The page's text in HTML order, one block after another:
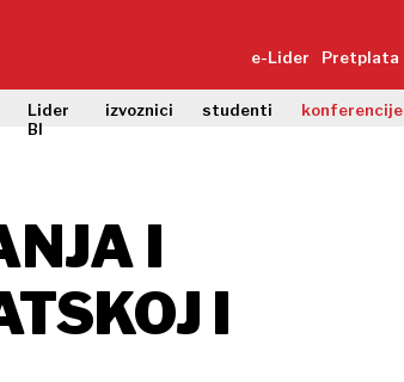
e-Lider Pretplata
Lider
BI
izvoznici studenti konferencije
I
I